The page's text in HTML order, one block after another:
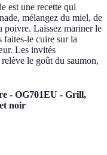
est une recette qui
mélangez du miel, de
poivre. Laissez mariner le
faites-le cuire sur la
Les invités
le goût du saumon,
- OG701EU - Grill,
noir